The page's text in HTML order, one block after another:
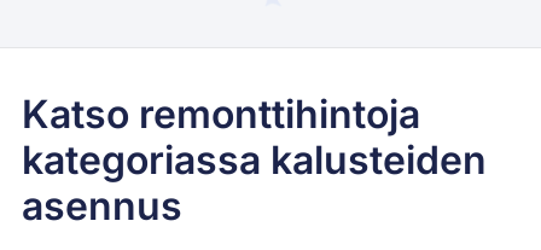
Katso remonttihintoja
kategoriassa kalusteiden
asennus